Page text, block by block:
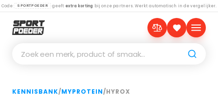
Code SPORTPOEDER geeft extra korting bij onze partners. Werkt automatisch in de vergelijker.
Zoek een merk, product of smaak…
KENNISBANK/MYPROTEIN/HYROX